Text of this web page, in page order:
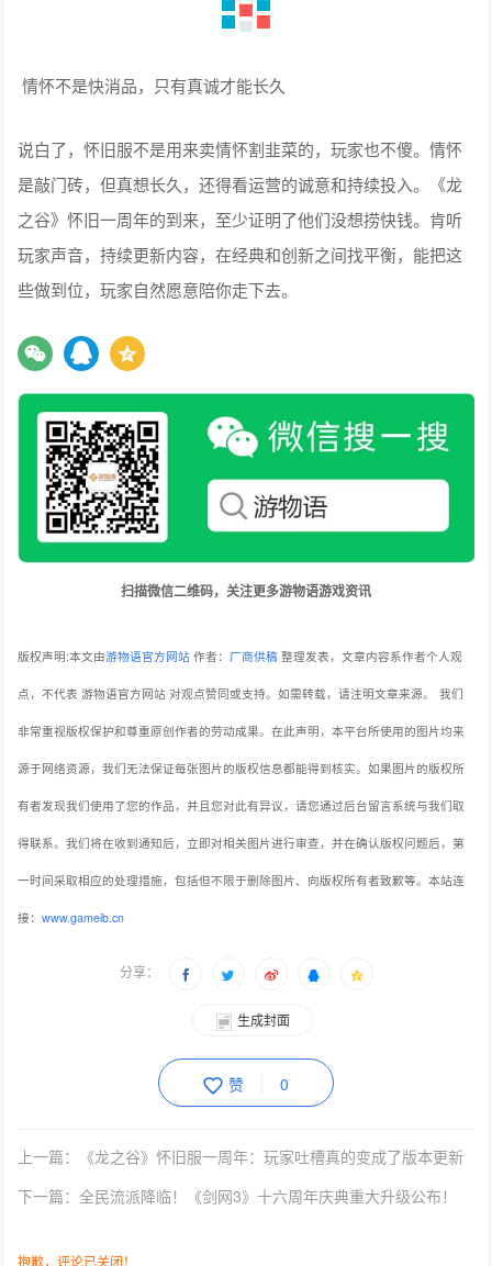
情怀不是快消品，只有真诚才能长久
说白了，怀旧服不是用来卖情怀割韭菜的，玩家也不傻。情怀
是敲门砖，但真想长久，还得看运营的诚意和持续投入。《龙
之谷》怀旧一周年的到来，至少证明了他们没想捞快钱。肯听
玩家声音，持续更新内容，在经典和创新之间找平衡，能把这
些做到位，玩家自然愿意陪你走下去。
扫描微信二维码，关注更多游物语游戏资讯
版权声明:本文由游物语官方网站 作者： 厂商供稿 整理发表，文章内容系作者个人观
点，不代表 游物语官方网站 对观点赞同或支持。如需转载，请注明文章来源。 我们
非常重视版权保护和尊重原创作者的劳动成果。在此声明，本平台所使用的图片均来
源于网络资源，我们无法保证每张图片的版权信息都能得到核实。如果图片的版权所
有者发现我们使用了您的作品，并且您对此有异议，请您通过后台留言系统与我们取
得联系。我们将在收到通知后，立即对相关图片进行审查，并在确认版权问题后，第
一时间采取相应的处理措施，包括但不限于删除图片、向版权所有者致歉等。本站连
接：www.gameib.cn
分享：
生成封面
赞 0
上一篇：《龙之谷》怀旧服一周年：玩家吐槽真的变成了版本更新
下一篇：全民流派降临！《剑网3》十六周年庆典重大升级公布！
抱歉，评论已关闭！